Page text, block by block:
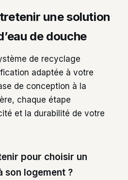
une solution
de douche
de recyclage
adaptée à votre
de conception à la
chaque étape
et la durabilité de votre
pour choisir un
son logement ?